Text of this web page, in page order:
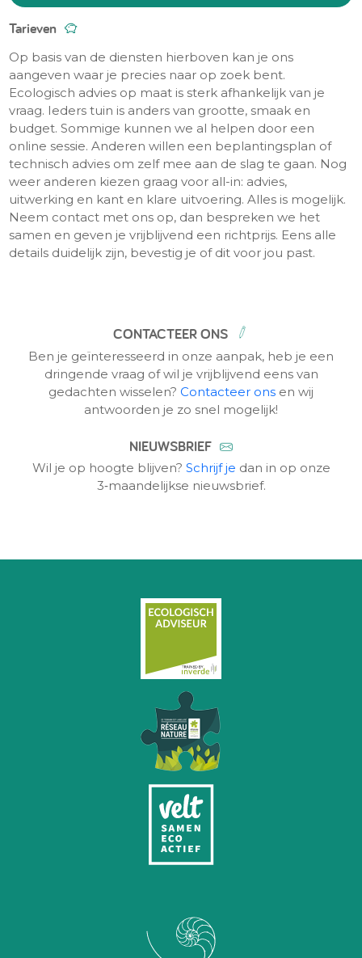
Tarieven
Op basis van de diensten hierboven kan je ons
aangeven waar je precies naar op zoek bent.
Ecologisch advies op maat is sterk afhankelijk van je
vraag. Ieders tuin is anders van grootte, smaak en
budget. Sommige kunnen we al helpen door een
online sessie. Anderen willen een beplantingsplan of
technisch advies om zelf mee aan de slag te gaan. Nog
weer anderen kiezen graag voor all-in: advies,
uitwerking en kant en klare uitvoering. Alles is mogelijk.
Neem contact met ons op, dan bespreken we het
samen en geven je vrijblijvend een richtprijs. Eens alle
details duidelijk zijn, bevestig je of dit voor jou past.
CONTACTEER ONS
Ben je geïnteresseerd in onze aanpak, heb je een
dringende vraag of wil je vrijblijvend eens van
gedachten wisselen? Contacteer ons en wij
antwoorden je zo snel mogelijk!
NIEUWSBRIEF
Wil je op hoogte blijven? Schrijf je dan in op onze
3‑maandelijkse nieuwsbrief.